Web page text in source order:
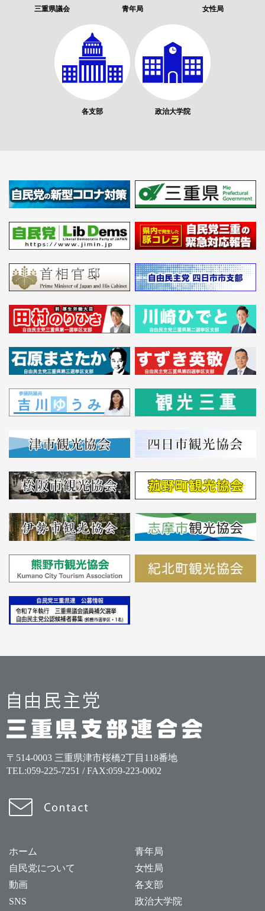
三重県議会 青年局 女性局
各支部 政治大学院
〒514-0003 三重県津市桜橋2丁目118番地
TEL:059-225-7251 / FAX:059-223-0002
ホーム
自民党について
動画
SNS
青年局
女性局
各支部
政治大学院